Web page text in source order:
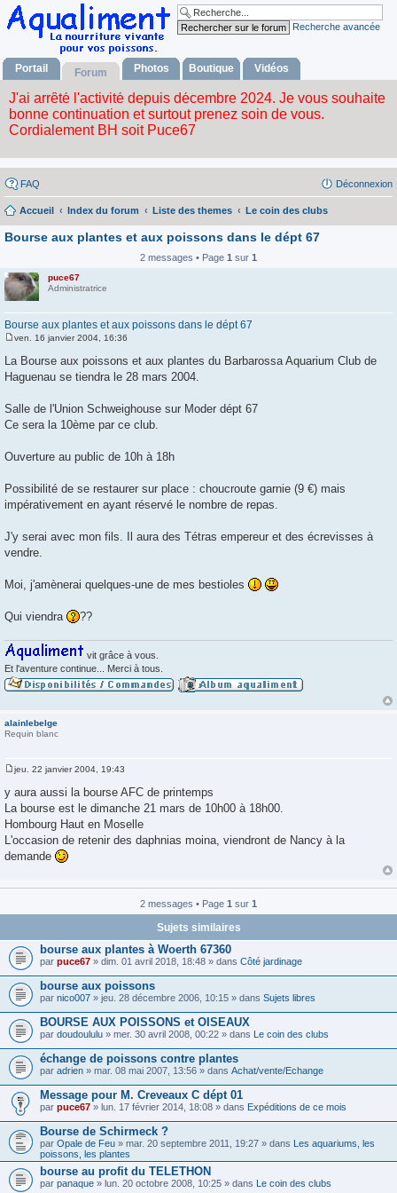
Recherche avancée
Portail Forum Photos Boutique Vidéos
FAQ Déconnexion
Accueil Index du forum Liste des themes Le coin des clubs
Bourse aux plantes et aux poissons dans le dépt 67
2 messages • Page 1 sur 1
puce67
Administratrice
Bourse aux plantes et aux poissons dans le dépt 67
s
s
e
ven. 16 janvier 2004, 16:36
La Bourse aux poissons et aux plantes du Barbarossa Aquarium Club de
Haguenau se tiendra le 28 mars 2004.
Salle de l'Union Schweighouse sur Moder dépt 67
Ce sera la 10ème par ce club.
Ouverture au public de 10h à 18h
Possibilité de se restaurer sur place : choucroute garnie (9 €) mais
impérativement en ayant réservé le nombre de repas.
J'y serai avec mon fils. Il aura des Tétras empereur et des écrevisses à
vendre.
Moi, j'amènerai quelques-une de mes bestioles
Qui viendra ??
vit grâce à vous.
Et l'aventure continue... Merci à tous.
alainlebelge
Requin blanc
M
s
s
g
e
jeu. 22 janvier 2004, 19:43
y aura aussi la bourse AFC de printemps
La bourse est le dimanche 21 mars de 10h00 à 18h00.
Hombourg Haut en Moselle
L'occasion de retenir des daphnias moina, viendront de Nancy à la
demande
2 messages • Page 1 sur 1
Sujets similaires
bourse aux plantes à Woerth 67360
par puce67 » dim. 01 avril 2018, 18:48 » dans Côté jardinage
bourse aux poissons
par nico007 » jeu. 28 décembre 2006, 10:15 » dans Sujets libres
BOURSE AUX POISSONS et OISEAUX
par doudoululu » mer. 30 avril 2008, 00:22 » dans Le coin des clubs
échange de poissons contre plantes
par adrien » mar. 08 mai 2007, 13:56 » dans Achat/vente/Echange
Message pour M. Creveaux C dépt 01
par puce67 » lun. 17 février 2014, 18:08 » dans Expéditions de ce mois
Bourse de Schirmeck ?
par Opale de Feu » mar. 20 septembre 2011, 19:27 » dans Les aquariums, les
poissons, les plantes
bourse au profit du TELETHON
par panaque » lun. 20 octobre 2008, 10:25 » dans Le coin des clubs